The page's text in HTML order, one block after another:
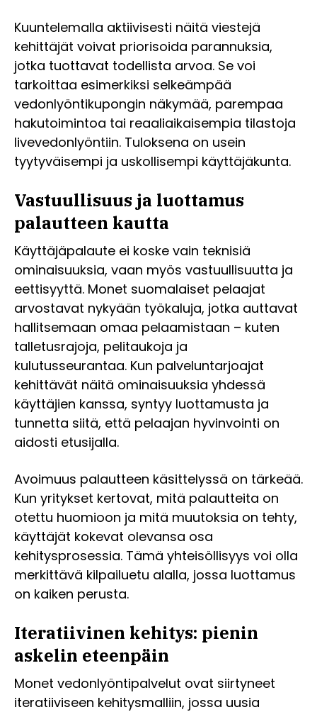
Kuuntelemalla aktiivisesti näitä viestejä
kehittäjät voivat priorisoida parannuksia,
jotka tuottavat todellista arvoa. Se voi
tarkoittaa esimerkiksi selkeämpää
vedonlyöntikupongin näkymää, parempaa
hakutoimintoa tai reaaliaikaisempia tilastoja
livevedonlyöntiin. Tuloksena on usein
tyytyväisempi ja uskollisempi käyttäjäkunta.
Vastuullisuus ja luottamus
palautteen kautta
Käyttäjäpalaute ei koske vain teknisiä
ominaisuuksia, vaan myös vastuullisuutta ja
eettisyyttä. Monet suomalaiset pelaajat
arvostavat nykyään työkaluja, jotka auttavat
hallitsemaan omaa pelaamistaan – kuten
talletusrajoja, pelitaukoja ja
kulutusseurantaa. Kun palveluntarjoajat
kehittävät näitä ominaisuuksia yhdessä
käyttäjien kanssa, syntyy luottamusta ja
tunnetta siitä, että pelaajan hyvinvointi on
aidosti etusijalla.
Avoimuus palautteen käsittelyssä on tärkeää.
Kun yritykset kertovat, mitä palautteita on
otettu huomioon ja mitä muutoksia on tehty,
käyttäjät kokevat olevansa osa
kehitysprosessia. Tämä yhteisöllisyys voi olla
merkittävä kilpailuetu alalla, jossa luottamus
on kaiken perusta.
Iteratiivinen kehitys: pienin
askelin eteenpäin
Monet vedonlyöntipalvelut ovat siirtyneet
iteratiiviseen kehitysmalliin, jossa uusia